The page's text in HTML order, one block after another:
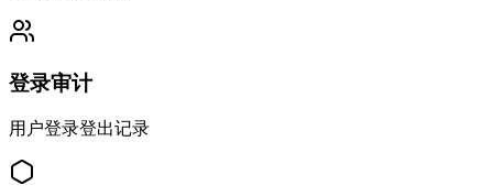
登录审计
用户登录登出记录